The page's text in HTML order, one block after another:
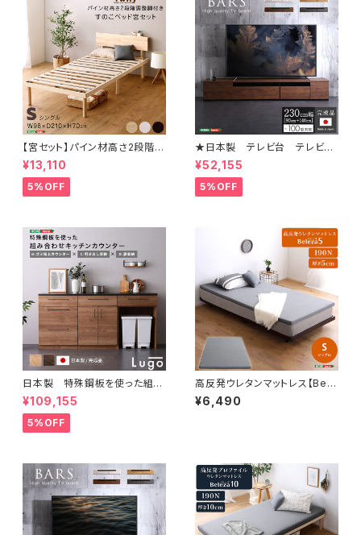
【宮セット】パイン材高さ2段階調
整脚付きすのこベッド(シングル)
ASP-HP-02S
¥13,110
5%OFF
★日本製 テレビ台 テレビボ
ード 230cm幅 【BARS-バ
ース-】 SH-24-BR230
¥52,155
5%OFF
日本製 特殊鋼板を使った組み
合わせキッチンカウンター 18
0cm ゴミ箱上カウンター+引
き出し収納+扉収納 SH-22-C
KS180-BCD
¥109,155
5%OFF
高反発ウレタンマットレス【Bele
za5-ベレーザ・ファイブ-】(シン
グル) ORM-05S
¥6,490